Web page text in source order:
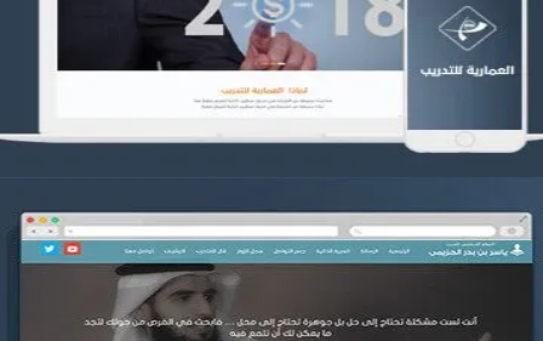
التفاصيل
موقع ياسر بن بدر الحزيمي